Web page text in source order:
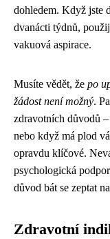
dohledem. Když jste
dvanácti týdnů,
vakuová aspirace.
Musíte vědět, že po
žádost není možný.
zdravotních důvodů
nebo když má plod
opravdu klíčové.
psychologická
důvod bát se zeptat
Zdravotní